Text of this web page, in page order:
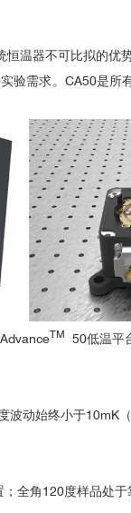
温器不可比拟的
验需求。CA50是
TM 50低温平
波动始终小于
全角120度样品处于
acoustics
via near-field
atomically thin
in monolayered
polaritons
Suppression of
in
Preserved by
Semiconductors
and biexcitons
carrier
MoSe2-